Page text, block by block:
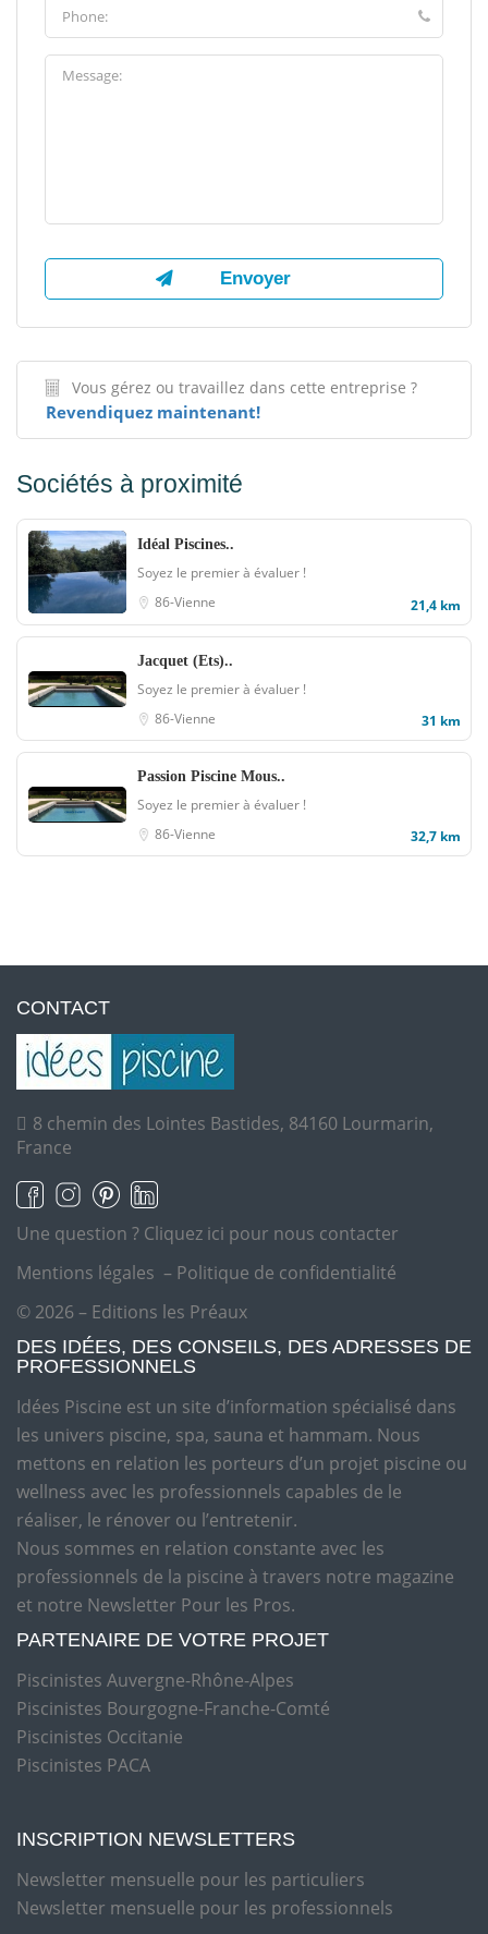
Vous gérez ou travaillez dans cette entreprise ?
Revendiquez maintenant!
Sociétés à proximité
Idéal Piscines..
Soyez le premier à évaluer !
86-Vienne
21,4 km
Jacquet (Ets)..
Soyez le premier à évaluer !
86-Vienne
31 km
Passion Piscine Mous..
Soyez le premier à évaluer !
86-Vienne
32,7 km
CONTACT
8 chemin des Lointes Bastides, 84160 Lourmarin,
France
Une question ? Cliquez ici pour nous contacter
Mentions légales – Politique de confidentialité
© 2026 – Editions les Préaux
DES IDÉES, DES CONSEILS, DES ADRESSES DE
PROFESSIONNELS
Idées Piscine est un site d’information spécialisé dans
les univers piscine, spa, sauna et hammam. Nous
mettons en relation les porteurs d’un projet piscine ou
wellness avec les professionnels capables de le
réaliser, le rénover ou l’entretenir.
Nous sommes en relation constante avec les
professionnels de la piscine à travers notre magazine
et notre Newsletter Pour les Pros.
PARTENAIRE DE VOTRE PROJET
Piscinistes Auvergne-Rhône-Alpes
Piscinistes Bourgogne-Franche-Comté
Piscinistes Occitanie
Piscinistes PACA
INSCRIPTION NEWSLETTERS
Newsletter mensuelle pour les particuliers
Newsletter mensuelle pour les professionnels